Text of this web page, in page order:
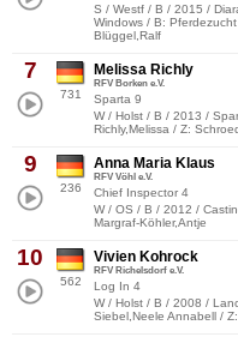
S / Westf / B / 2015 /
Windows / B:
Blüggel,Ralf
7
731
Melissa Richly
RFV Borken e.V.
Sparta 9
W / Holst / B / 2013 /
Richly,Melissa / Z:
9
236
Anna Maria Klaus
RFV Vöhl e.V.
Chief Inspector 4
W / OS / B / 2012 /
Margraf-Köhler,Antje
10
562
Vivien Kohrock
RFV Richelsdorf e.V.
Log In 4
W / Holst / B / 2008 /
Siebel,Neele Annabell /